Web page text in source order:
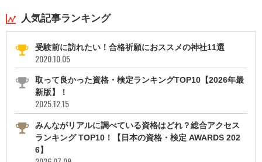
人気記事ランキング
受験前に訪れたい！合格祈願におススメの神社11選
2020.10.05
取って良かった資格・検定ランキングTOP10【2026年最
新版】！
2025.12.15
みんながリアルに調べている資格はどれ？総合アクセス
ランキング TOP10！【日本の資格・検定 AWARDS 202
6】